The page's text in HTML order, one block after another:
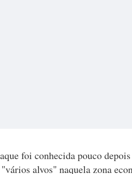
foi conhecida pouco
alvos" naquela zona